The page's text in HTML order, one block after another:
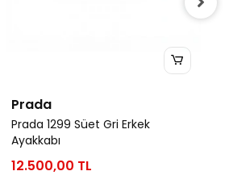
Prada
Prada 1299 Süet Gri Erkek
Ayakkabı
12.500,00 TL